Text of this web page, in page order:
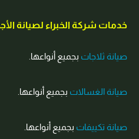
خدمات شركة الخبراء لصيانة
صيانة ثلاجات بجميع أنواعها.
صيانة الغسالات بجميع أنواعها.
صيانة تكييفات بجميع أنواعها.